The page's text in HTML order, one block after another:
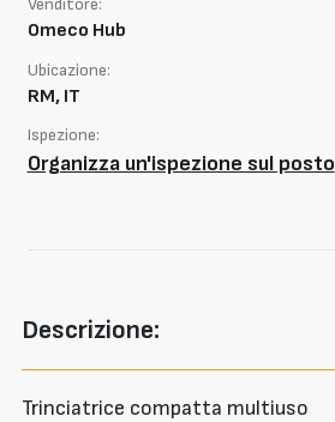
Descrizione:
Trinciatrice compatta multiuso
Venditore:
Omeco Hub
Ubicazione:
RM, IT
Ispezione:
Organizza un'ispezione sul posto